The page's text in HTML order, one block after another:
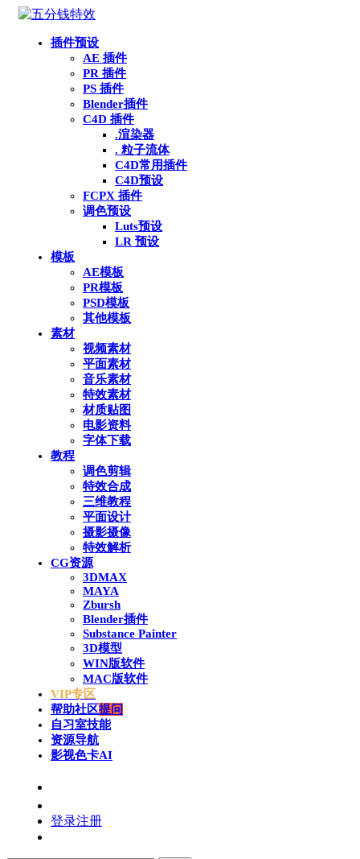
插件预设
AE 插件
PR 插件
PS 插件
Blender插件
C4D 插件
.渲染器
. 粒子流体
C4D常用插件
C4D预设
FCPX 插件
调色预设
Luts预设
LR 预设
模板
AE模板
PR模板
PSD模板
其他模板
素材
视频素材
平面素材
音乐素材
特效素材
材质贴图
电影资料
字体下载
教程
调色剪辑
特效合成
三维教程
平面设计
摄影摄像
特效解析
CG资源
3DMAX
MAYA
Zbursh
Blender插件
Substance Painter
3D模型
WIN版软件
MAC版软件
VIP专区
帮助社区提问
自习室技能
资源导航
影视色卡AI
登录注册